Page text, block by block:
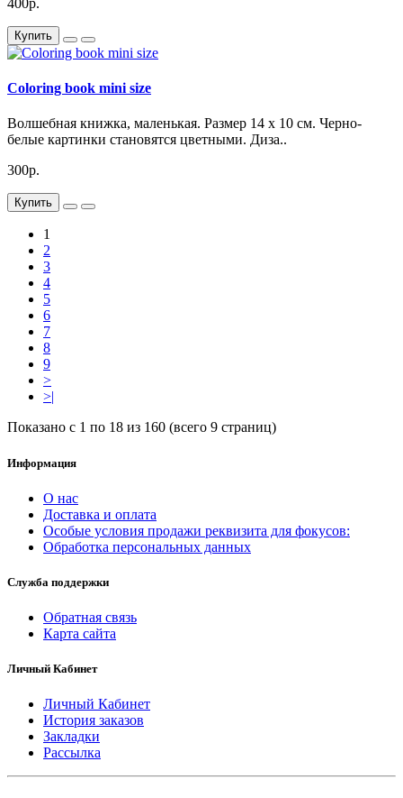
Купить
Coloring book mini size
Волшебная книжка, маленькая. Размер 14 х 10 см. Черно-
белые картинки становятся цветными. Диза..
300р.
Купить
1
2
3
4
5
6
7
8
9
>
>|
Показано с 1 по 18 из 160 (всего 9 страниц)
Информация
О нас
Доставка и оплата
Особые условия продажи реквизита для фокусов:
Oбработка персональных данных
Служба поддержки
Обратная связь
Карта сайта
Личный Кабинет
Личный Кабинет
История заказов
Закладки
Рассылка